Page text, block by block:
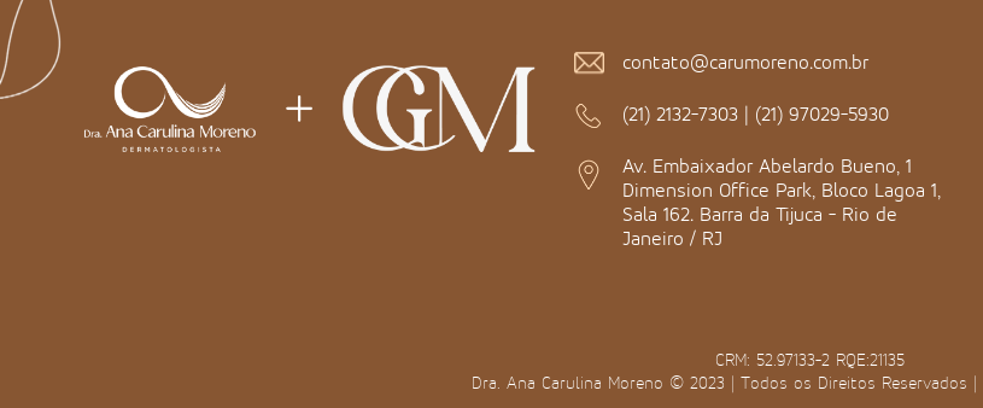
contato@carumoreno.com.br
(21) 2132-7303 | (21) 97029-5930
Av. Embaixador Abelardo Bueno, 1
Dimension Office Park, Bloco Lagoa 1,
Sala 162. Barra da Tijuca - Rio de
Janeiro / RJ
CRM: 52.97133-2 RQE:21135
Dra. Ana Carulina Moreno © 2023 | Todos os Direitos Reservados |